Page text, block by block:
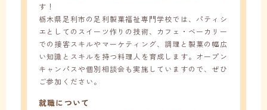
す！
栃木県足利市の足利製菓福祉専門学校では、パティシ
エとしてのスイーツ作りの技術、カフェ・ベーカリー
での接客スキルやマーケティング、調理と製菓の幅広
い知識とスキルを持つ料理人を育成します。オープン
キャンパスや個別相談会も実施していますので、ぜひ
ご参加ください。
就職について